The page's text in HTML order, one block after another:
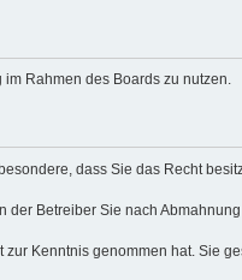
Rahmen des Boards zu nutzen.
dass Sie das Recht
der Betreiber Sie nach
Kenntnis genommen hat. Sie